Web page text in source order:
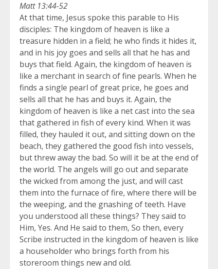
Matt 13:44-52
At that time, Jesus spoke this parable to His
disciples: The kingdom of heaven is like a
treasure hidden in a field; he who finds it hides it,
and in his joy goes and sells all that he has and
buys that field. Again, the kingdom of heaven is
like a merchant in search of fine pearls. When he
finds a single pearl of great price, he goes and
sells all that he has and buys it. Again, the
kingdom of heaven is like a net cast into the sea
that gathered in fish of every kind. When it was
filled, they hauled it out, and sitting down on the
beach, they gathered the good fish into vessels,
but threw away the bad. So will it be at the end of
the world. The angels will go out and separate
the wicked from among the just, and will cast
them into the furnace of fire, where there will be
the weeping, and the gnashing of teeth. Have
you understood all these things? They said to
Him, Yes. And He said to them, So then, every
Scribe instructed in the kingdom of heaven is like
a householder who brings forth from his
storeroom things new and old.